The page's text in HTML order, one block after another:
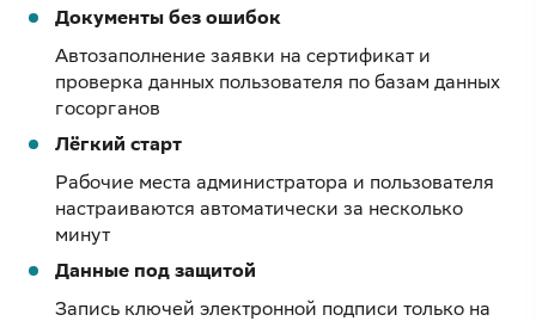
Документы без ошибок
Автозаполнение заявки на сертификат и
проверка данных пользователя по базам данных
госорганов
Лёгкий старт
Рабочие места администратора и пользователя
настраиваются автоматически за несколько
минут
Данные под защитой
Запись ключей электронной подписи только на